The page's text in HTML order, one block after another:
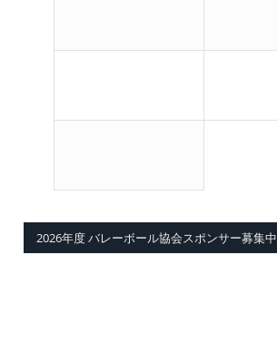
2026年度 バレーボール協会スポンサー募集中